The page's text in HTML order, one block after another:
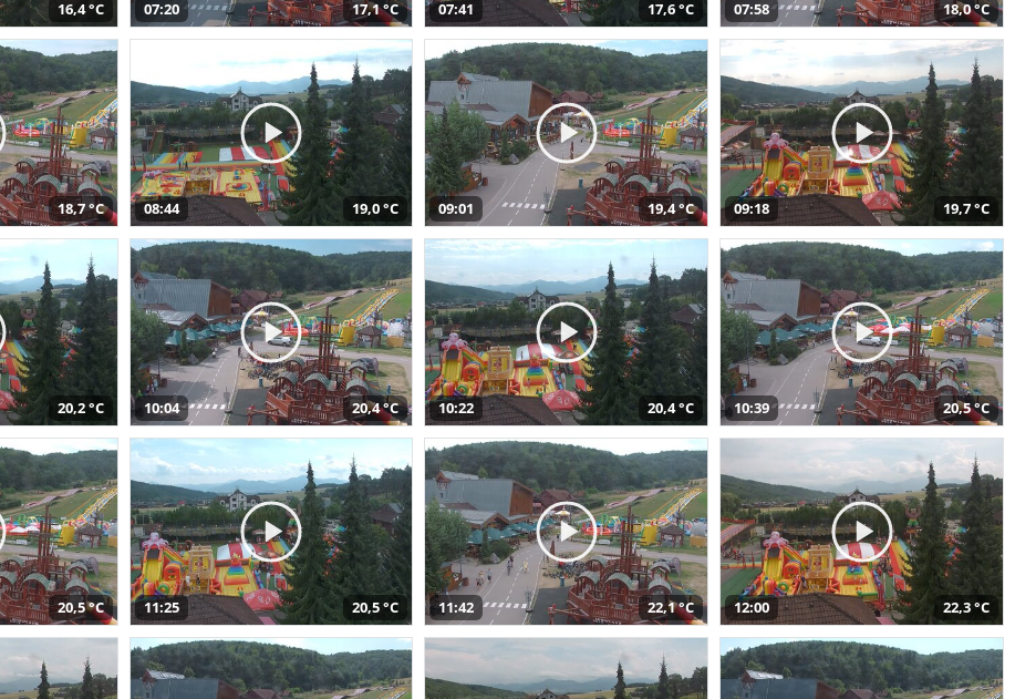
16,4 °C 07:20 17,1 °C 07:41 17,6 °C 07:58 18,0 °C
18,7 °C 08:44 19,0 °C 09:01 19,4 °C 09:18 19,7 °C
20,2 °C 10:04 20,4 °C 10:22 20,4 °C 10:39 20,5 °C
20,5 °C 11:25 20,5 °C 11:42 22,1 °C 12:00 22,3 °C